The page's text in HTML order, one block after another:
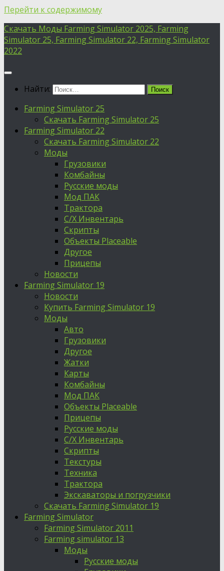
Перейти к содержимому
Скачать Моды Farming Simulator 2025, Farming
Simulator 25, Farming Simulator 22, Farming Simulator
2022
Найти:
Farming Simulator 25
Скачать Farming Simulator 25
Farming Simulator 22
Скачать Farming Simulator 22
Моды
Грузовики
Комбайны
Русские моды
Мод ПАК
Трактора
С/Х Инвентарь
Скрипты
Объекты Placeable
Другое
Прицепы
Новости
Farming Simulator 19
Новости
Купить Farming Simulator 19
Моды
Авто
Грузовики
Другое
Жатки
Карты
Комбайны
Мод ПАК
Объекты Placeable
Прицепы
Русские моды
С/Х Инвентарь
Скрипты
Текстуры
Техника
Трактора
Экскаваторы и погрузчики
Скачать Farming Simulator 19
Farming Simulator
Farming Simulator 2011
Farming simulator 13
Моды
Русские моды